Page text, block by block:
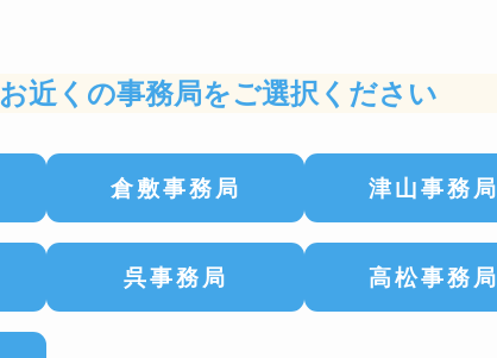
お近くの事務局をご選択ください
倉敷事務局 津山事務局
呉事務局 高松事務局